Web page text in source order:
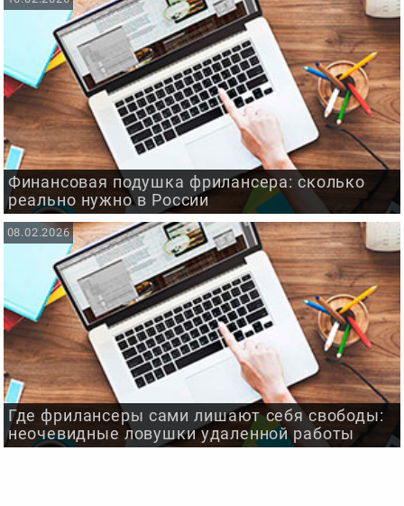
Финансовая подушка фрилансера: сколько
реально нужно в России
Где фрилансеры сами лишают себя свободы:
неочевидные ловушки удаленной работы
08.02.2026